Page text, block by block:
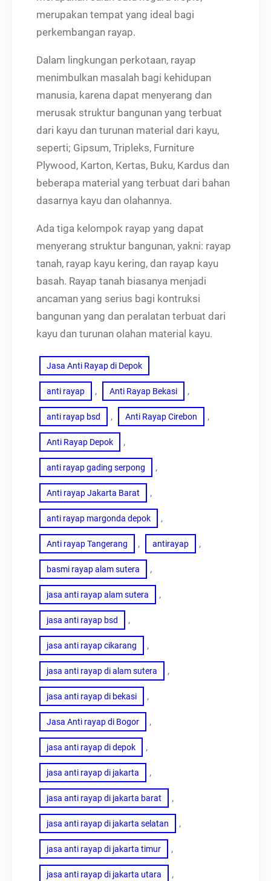
merupakan tempat yang ideal bagi
perkembangan rayap.
Dalam lingkungan perkotaan, rayap
menimbulkan masalah bagi kehidupan
manusia, karena dapat menyerang dan
merusak struktur bangunan yang terbuat
dari kayu dan turunan material dari kayu,
seperti; Gipsum, Tripleks, Furniture
Plywood, Karton, Kertas, Buku, Kardus dan
beberapa material yang terbuat dari bahan
dasarnya kayu dan olahannya.
Ada tiga kelompok rayap yang dapat
menyerang struktur bangunan, yakni: rayap
tanah, rayap kayu kering, dan rayap kayu
basah. Rayap tanah biasanya menjadi
ancaman yang serius bagi kontruksi
bangunan yang dan peralatan terbuat dari
kayu dan turunan olahan material kayu.
Jasa Anti Rayap di Depok
anti rayap , Anti Rayap Bekasi ,
anti rayap bsd , Anti Rayap Cirebon ,
Anti Rayap Depok ,
anti rayap gading serpong ,
Anti rayap Jakarta Barat ,
anti rayap margonda depok ,
Anti rayap Tangerang , antirayap ,
basmi rayap alam sutera ,
jasa anti rayap alam sutera ,
jasa anti rayap bsd ,
jasa anti rayap cikarang ,
jasa anti rayap di alam sutera ,
jasa anti rayap di bekasi ,
Jasa Anti rayap di Bogor ,
jasa anti rayap di depok ,
jasa anti rayap di jakarta ,
jasa anti rayap di jakarta barat ,
jasa anti rayap di jakarta selatan ,
jasa anti rayap di jakarta timur ,
jasa anti rayap di jakarta utara ,